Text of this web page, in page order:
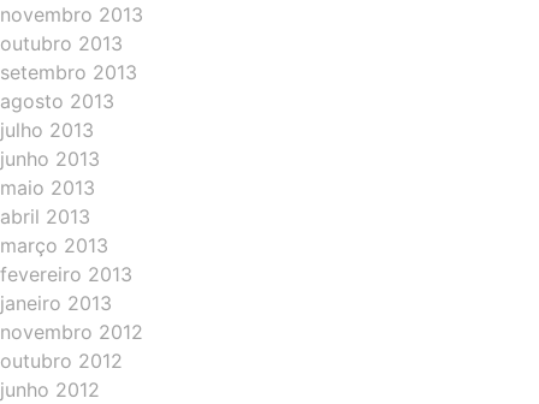
novembro 2013
outubro 2013
setembro 2013
agosto 2013
julho 2013
junho 2013
maio 2013
abril 2013
março 2013
fevereiro 2013
janeiro 2013
novembro 2012
outubro 2012
junho 2012